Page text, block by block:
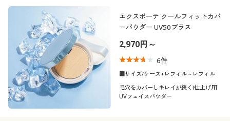
エクスボーテ クールフィットカバ
ーパウダー UV50プラス
2,970円～
6件
■サイズ/ケース+レフィル～レフィル
毛穴をカバーしキレイが続く!仕上げ用
UVフェイスパウダー